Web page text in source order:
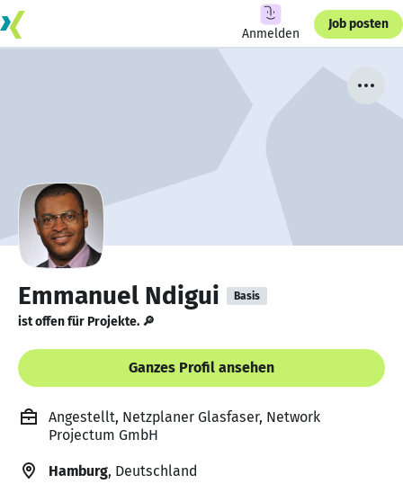
Anmelden
Job posten
Emmanuel Ndigui Basis
ist offen für Projekte. 🔎
Ganzes Profil ansehen
Angestellt, Netzplaner Glasfaser, Network
Projectum GmbH
Hamburg, Deutschland